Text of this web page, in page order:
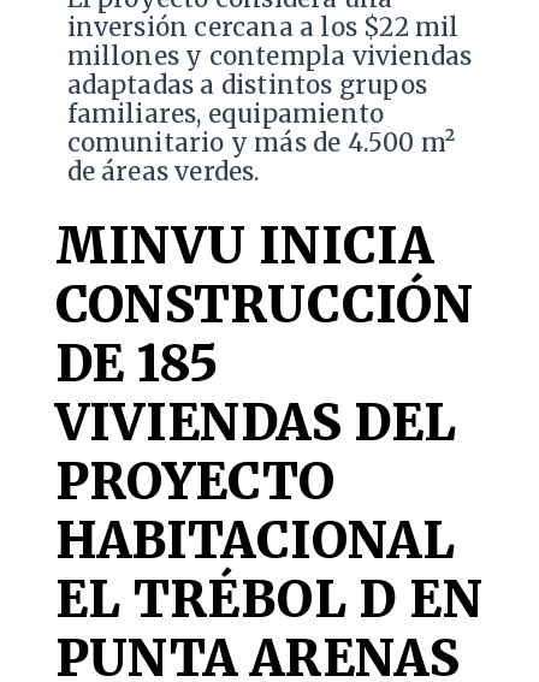
inversión cercana a los $22 mil
millones y contempla viviendas
adaptadas a distintos grupos
familiares, equipamiento
comunitario y más de 4.500 m²
de áreas verdes.
MINVU INICIA
CONSTRUCCIÓN
DE 185
VIVIENDAS DEL
PROYECTO
HABITACIONAL
EL TRÉBOL D EN
PUNTA ARENAS